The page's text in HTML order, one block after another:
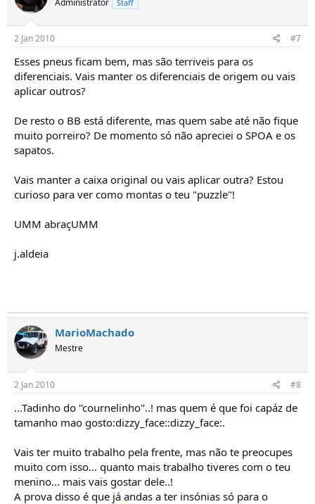
Staff
2 Jan 2010 #7
Esses pneus ficam bem, mas são terriveis para os
diferenciais. Vais manter os diferenciais de origem ou vais
aplicar outros?
De resto o BB está diferente, mas quem sabe até não fique
muito porreiro? De momento só não apreciei o SPOA e os
sapatos.
Vais manter a caixa original ou vais aplicar outra? Estou
curioso para ver como montas o teu "puzzle"!
UMM abraçUMM
j.aldeia
MarioMachado
Mestre
2 Jan 2010 #8
...Tadinho do "cournelinho"..! mas quem é que foi capáz de
tamanho mao gosto:dizzy_face::dizzy_face:.
Vais ter muito trabalho pela frente, mas não te preocupes
muito com isso... quanto mais trabalho tiveres com o teu
menino... mais vais gostar dele..!
A prova disso é que já andas a ter insónias só para o